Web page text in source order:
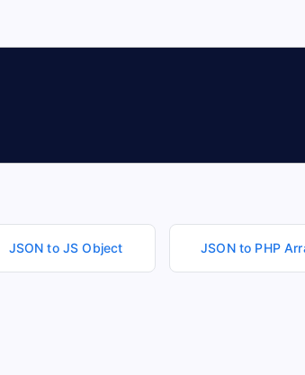
JSON to JS Object JSON to PHP